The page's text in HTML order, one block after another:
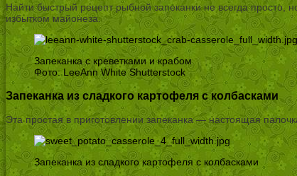
Найти быстрый рецепт рыбной запеканки не всегда просто,
избытком майонеза.
Запеканка с креветками и крабом
Фото: LeeAnn White Shutterstock
Запеканка из сладкого картофеля с колбасками
Эта простая в приготовлении запеканка — настоящая
Запеканка из сладкого картофеля с колбасками